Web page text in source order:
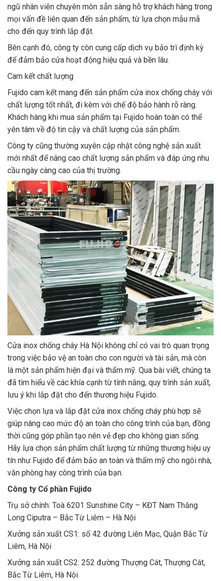
ngũ nhân viên chuyên môn sẵn sàng hỗ trợ khách hàng trong
mọi vấn đề liên quan đến sản phẩm, từ lựa chọn mẫu mã
cho đến quy trình lắp đặt.
Bên cạnh đó, công ty còn cung cấp dịch vụ bảo trì định kỳ
để đảm bảo cửa hoạt động hiệu quả và bền lâu.
Cam kết chất lượng
Fujido cam kết mang đến sản phẩm cửa inox chống cháy với
chất lượng tốt nhất, đi kèm với chế độ bảo hành rõ ràng.
Khách hàng khi mua sản phẩm tại Fujido hoàn toàn có thể
yên tâm về độ tin cậy và chất lượng của sản phẩm.
Công ty cũng thường xuyên cập nhật công nghệ sản xuất
mới nhất để nâng cao chất lượng sản phẩm và đáp ứng nhu
cầu ngày càng cao của thị trường.
Cửa inox chống cháy Hà Nội không chỉ có vai trò quan trọng
trong việc bảo vệ an toàn cho con người và tài sản, mà còn
là một sản phẩm hiện đại và thẩm mỹ. Qua bài viết, chúng ta
đã tìm hiểu về các khía cạnh từ tính năng, quy trình sản xuất,
lưu ý khi lắp đặt cho đến thương hiệu Fujido.
Việc chọn lựa và lắp đặt cửa inox chống cháy phù hợp sẽ
giúp nâng cao mức độ an toàn cho công trình của bạn, đồng
thời cũng góp phần tạo nên vẻ đẹp cho không gian sống.
Hãy lựa chọn sản phẩm chất lượng từ những thương hiệu uy
tín như Fujido để đảm bảo an toàn và thẩm mỹ cho ngôi nhà,
văn phòng hay công trình của bạn.
Công ty Cổ phần Fujido
Trụ sở chính: Toà 6201 Sunshine City – KĐT Nam Thăng
Long Ciputra – Bắc Từ Liêm – Hà Nội
Xưởng sản xuất CS1: số 42 đường Liên Mạc, Quận Bắc Từ
Liêm, Hà Nội
Xưởng sản xuất CS2: 252 đường Thượng Cát, Thượng Cát,
Bắc Từ Liêm, Hà Nội